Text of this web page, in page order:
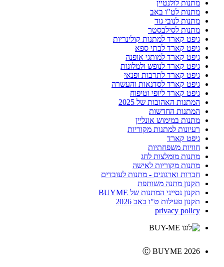
מתנות לולנטיין
מתנות לט"ו באב
מתנות לנובי גוד
מתנות לסילבסטר
גיפט קארד למתנות קולינריות
גיפט קארד לבתי ספא
גיפט קארד למותגי אופנה
גיפט קארד לנופש ולמלונות
גיפט קארד לתרבות ופנאי
גיפט קארד לסדנאות והעשרה
גיפט קארד ליופי וטיפוח
המתנות האהובות של 2025
המתנות החדשות
מתנות במימוש אונליין
רעיונות למתנות מקוריות
גיפט קארד
חוויות משפחתיות
מתנות מומלצות לחג
מתנות מקוריות לאישה
חברות וארגונים - מתנות לעובדים
תקנון מתנה משותפת
תקנון נסייני המתנות של BUYME
תקנון פעילות ט"ו באב 2026
privacy policy
Ⓒ BUYME 2026